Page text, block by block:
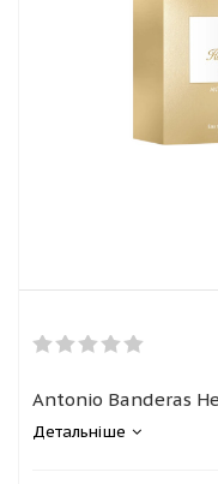
Antonio Banderas
Детальніше